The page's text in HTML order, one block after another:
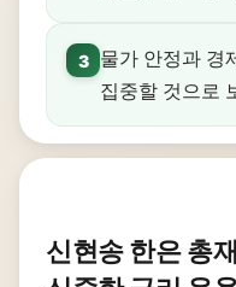
3
물가 안정과 경
집중할 것으로
신현송 한은 총